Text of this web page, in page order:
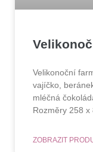
Velikonoční
vajíčko,
mléčná
Rozměry 258 x
ZOBRAZIT